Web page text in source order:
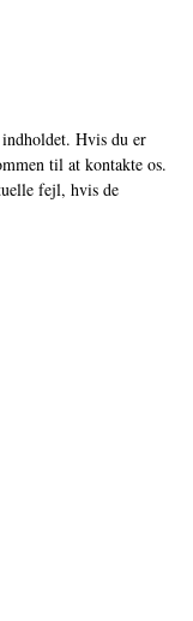
Hvis du er
til at kontakte os.
fejl, hvis de